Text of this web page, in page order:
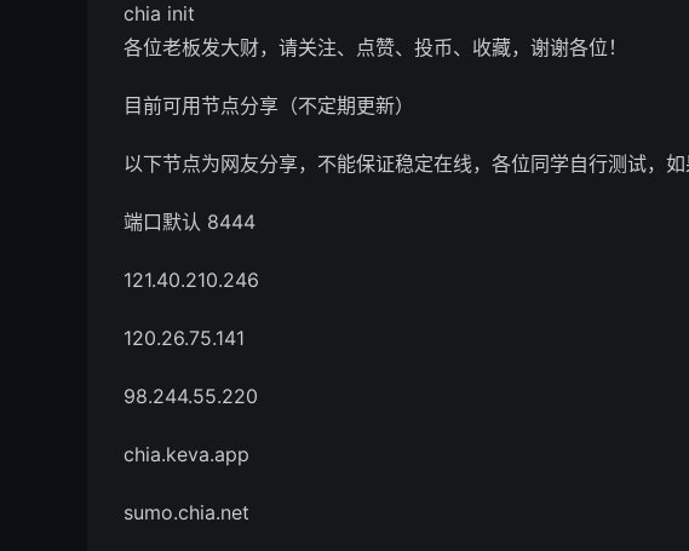
chia init
各位老板发大财，请关注、点赞、投币、收藏，谢谢各位！
目前可用节点分享（不定期更新）
以下节点为网友分享，不能保证稳定在线，各位同学自行测试，如
端口默认 8444
121.40.210.246
120.26.75.141
98.244.55.220
chia.keva.app
sumo.chia.net